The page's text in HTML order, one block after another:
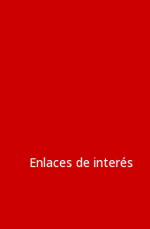
Enlaces de interés